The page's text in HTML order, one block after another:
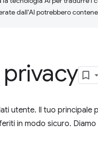
dall'AI potrebbero
utente. Il tuo
in modo sicuro.